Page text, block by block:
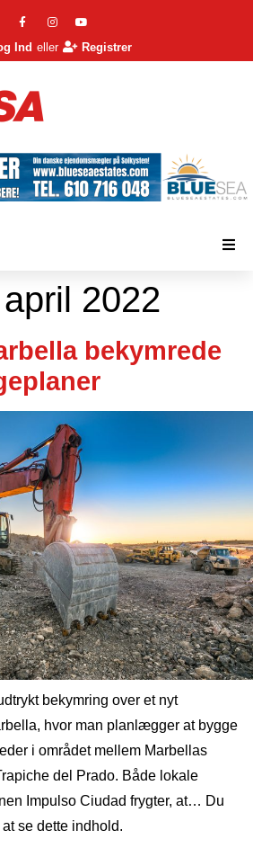
Ind eller Registrer
2022
bekymrede
bekymring over et nyt
hvor man planlægger at bygge
i området mellem Marbellas
del Prado. Både lokale
Impulso Ciudad frygter, at… Du
se dette indhold.